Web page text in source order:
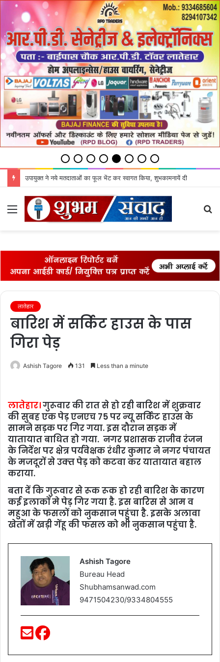
उपायुक्‍त ने नये मतदाताओंं का फूल भेंट कर स्‍वागत किया, शुभकामनायें दी
Menu
लातेहार
बारिश में सर्किट हाउस के पास
गिरा पेड़
Ashish Tagore 131 Less than a minute
लातेहार।गुरूवार की रात से हो रही बारिश में शुक्रवार
की सुबह एक पेड़ एनएच 75 पर न्‍यू सर्किट हाउस के
सामने सड़क पर गिर गया. इस दौरान सड़क में
यातायात बाधित हो गया. नगर प्रशासक राजीव रंजन
के निर्देश पर क्षेत्र पर्यवेक्षक रंधीर कुमार ने नगर पंचायत
के मजदूरों से उक्‍त पेड़ को कटवा कर यातायात बहाल
कराया.
बता दें कि गुरूवार से रूक रूक हो रही बारिश के कारण
कई इलाकों मे पेड़ गिर गया है. इस बारिस से आम व
महुआ के फसलों को नुकसान पहुंचा है. इसके अलावा
खेतों में खड़ी गेंहू की फसल को भी नुकसान पहुंचा है.
Ashish Tagore
Bureau Head
Shubhamsanwad.com
9471504230/9334804555